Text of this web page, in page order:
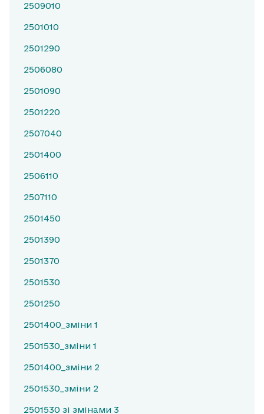
2509010
2501010
2501290
2506080
2501090
2501220
2507040
2501400
2506110
2507110
2501450
2501390
2501370
2501530
2501250
2501400_зміни 1
2501530_зміни 1
2501400_зміни 2
2501530_зміни 2
2501530 зі змінами 3